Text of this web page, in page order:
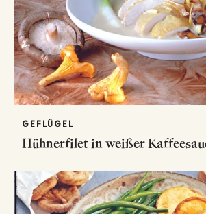
GEFLÜGEL
Hühnerfilet in weißer